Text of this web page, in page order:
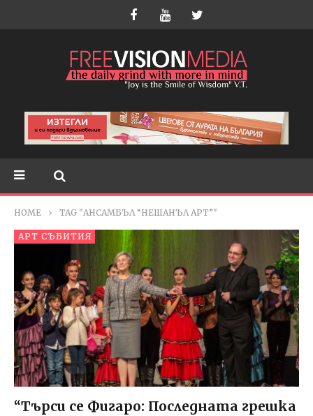
HOME TAG "АНСАМБЪЛ “НЕШАНЪЛ АРТ”"
АРТ СЪБИТИЯ
“Търси се Фигаро: Последната грешка